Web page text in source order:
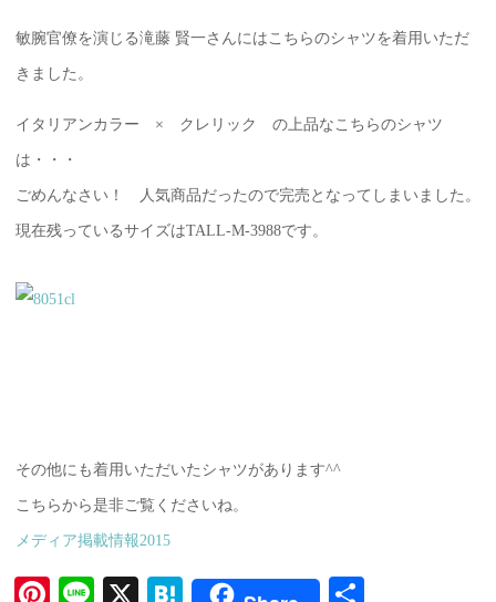
敏腕官僚を演じる滝藤 賢一さんにはこちらのシャツを着用いただ
きました。
イタリアンカラー × クレリック の上品なこちらのシャツ
は・・・
ごめんなさい！ 人気商品だったので完売となってしまいました。
現在残っているサイズはTALL-M-3988です。
その他にも着用いただいたシャツがあります^^
こちらから是非ご覧くださいね。
メディア掲載情報2015